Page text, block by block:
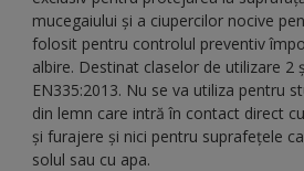
mucegaiului și a ciupercilor nocive
folosit pentru controlul preventiv
albire. Destinat claselor de utilizare 2
EN335:2013. Nu se va utiliza pentru
din lemn care intră în contact direct
și furajere și nici pentru suprafețele
solul sau cu apa.